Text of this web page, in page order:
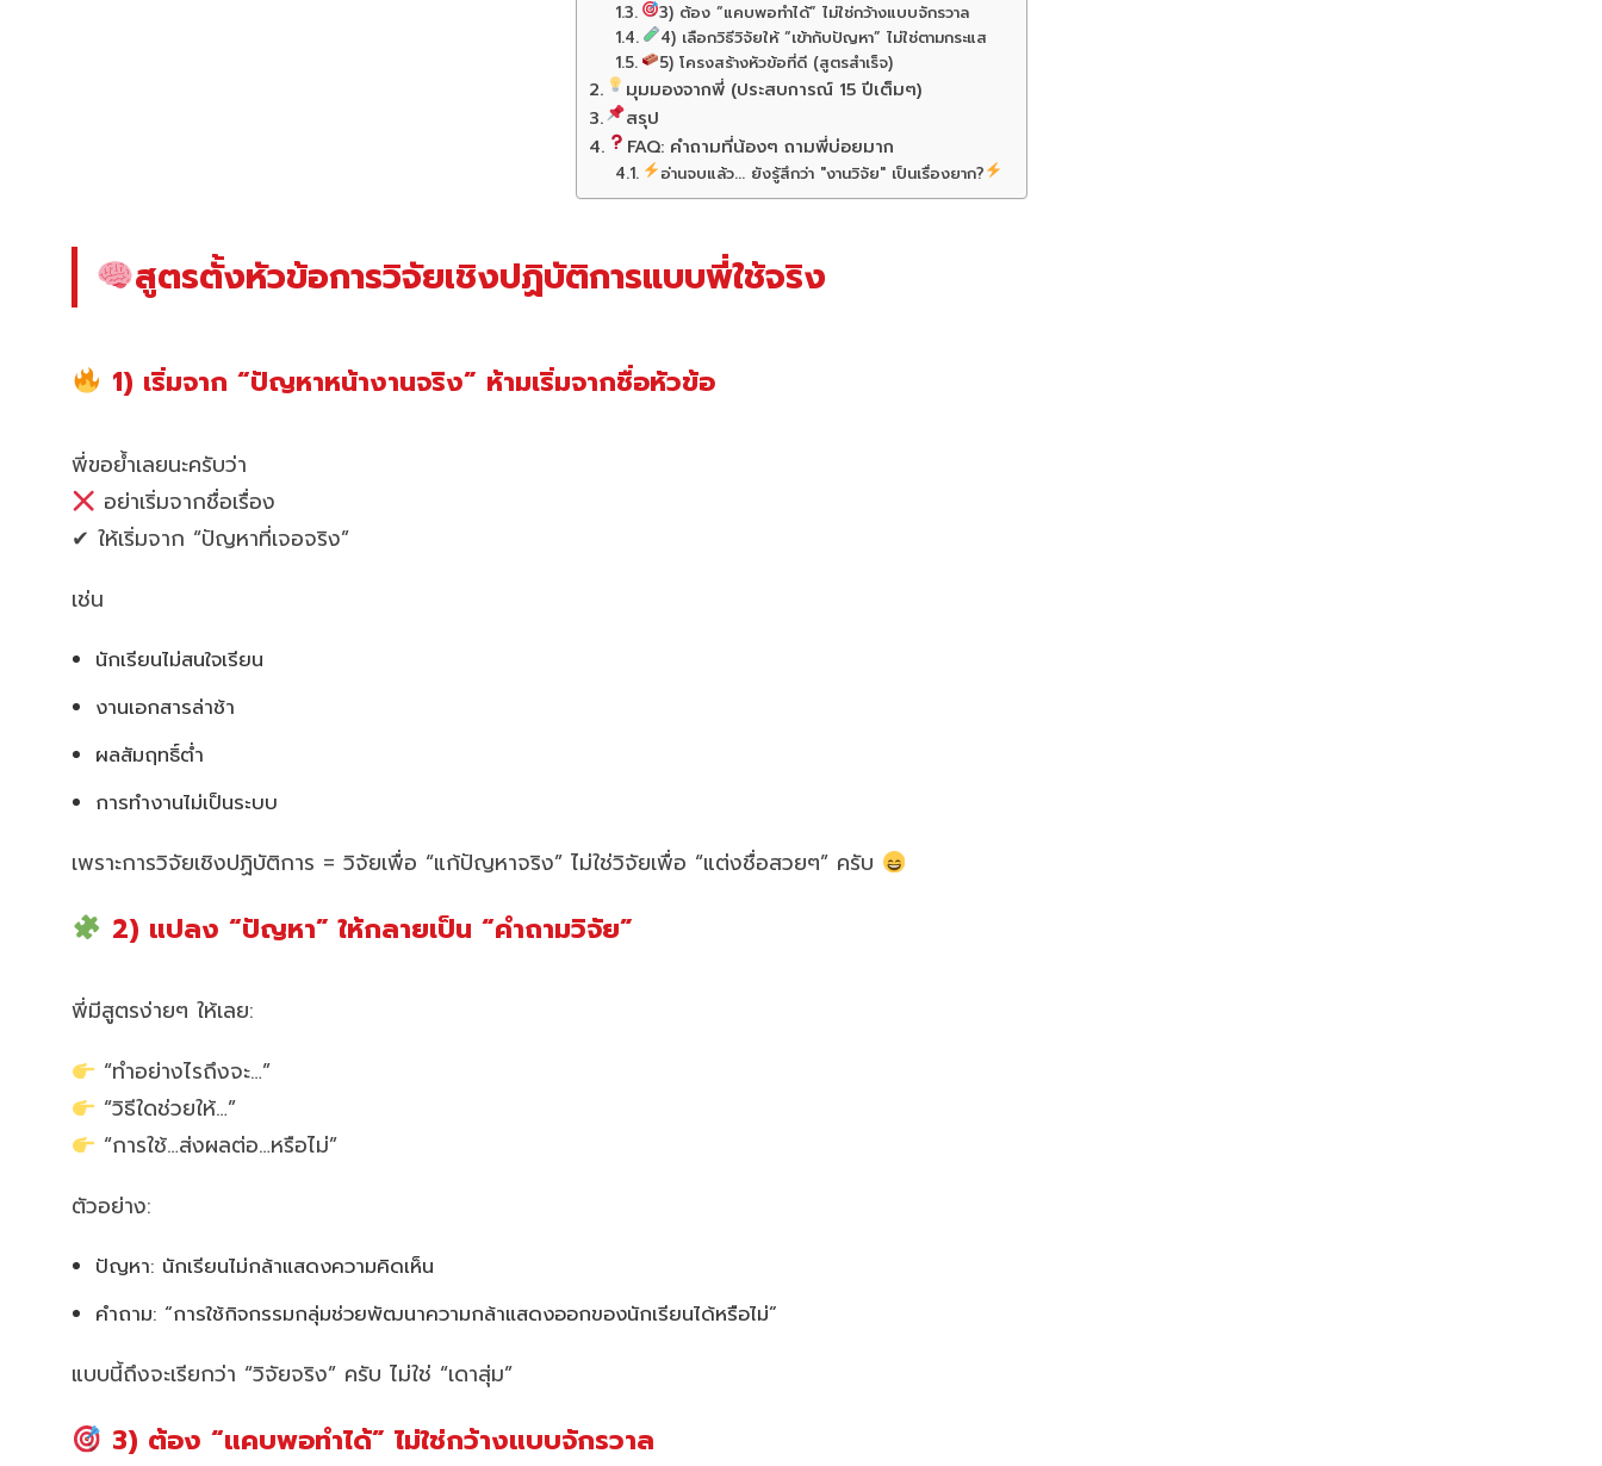
3) ต้อง “แคบพอทำได้” ไม่ใช่กว้างแบบจักรวาล
4) เลือกวิธีวิจัยให้ “เข้ากับปัญหา” ไม่ใช่ตามกระแส
5) โครงสร้างหัวข้อที่ดี (สูตรสำเร็จ)
มุมมองจากพี่ (ประสบการณ์ 15 ปีเต็มๆ)
สรุป
FAQ: คำถามที่น้องๆ ถามพี่บ่อยมาก
อ่านจบแล้ว... ยังรู้สึกว่า "งานวิจัย" เป็นเรื่องยาก?
สูตรตั้งหัวข้อการวิจัยเชิงปฏิบัติการแบบพี่ใช้จริง
1) เริ่มจาก “ปัญหาหน้างานจริง” ห้ามเริ่มจากชื่อหัวข้อ
พี่ขอย้ำเลยนะครับว่า
อย่าเริ่มจากชื่อเรื่อง
✔ ให้เริ่มจาก “ปัญหาที่เจอจริง”
เช่น
นักเรียนไม่สนใจเรียน
งานเอกสารล่าช้า
ผลสัมฤทธิ์ต่ำ
การทำงานไม่เป็นระบบ
เพราะการวิจัยเชิงปฏิบัติการ = วิจัยเพื่อ “แก้ปัญหาจริง” ไม่ใช่วิจัยเพื่อ “แต่งชื่อสวยๆ” ครับ
2) แปลง “ปัญหา” ให้กลายเป็น “คำถามวิจัย”
พี่มีสูตรง่ายๆ ให้เลย:
“ทำอย่างไรถึงจะ…”
“วิธีใดช่วยให้…”
“การใช้…ส่งผลต่อ…หรือไม่”
ตัวอย่าง:
ปัญหา: นักเรียนไม่กล้าแสดงความคิดเห็น
คำถาม: “การใช้กิจกรรมกลุ่มช่วยพัฒนาความกล้าแสดงออกของนักเรียนได้หรือไม่”
แบบนี้ถึงจะเรียกว่า “วิจัยจริง” ครับ ไม่ใช่ “เดาสุ่ม”
3) ต้อง “แคบพอทำได้” ไม่ใช่กว้างแบบจักรวาล